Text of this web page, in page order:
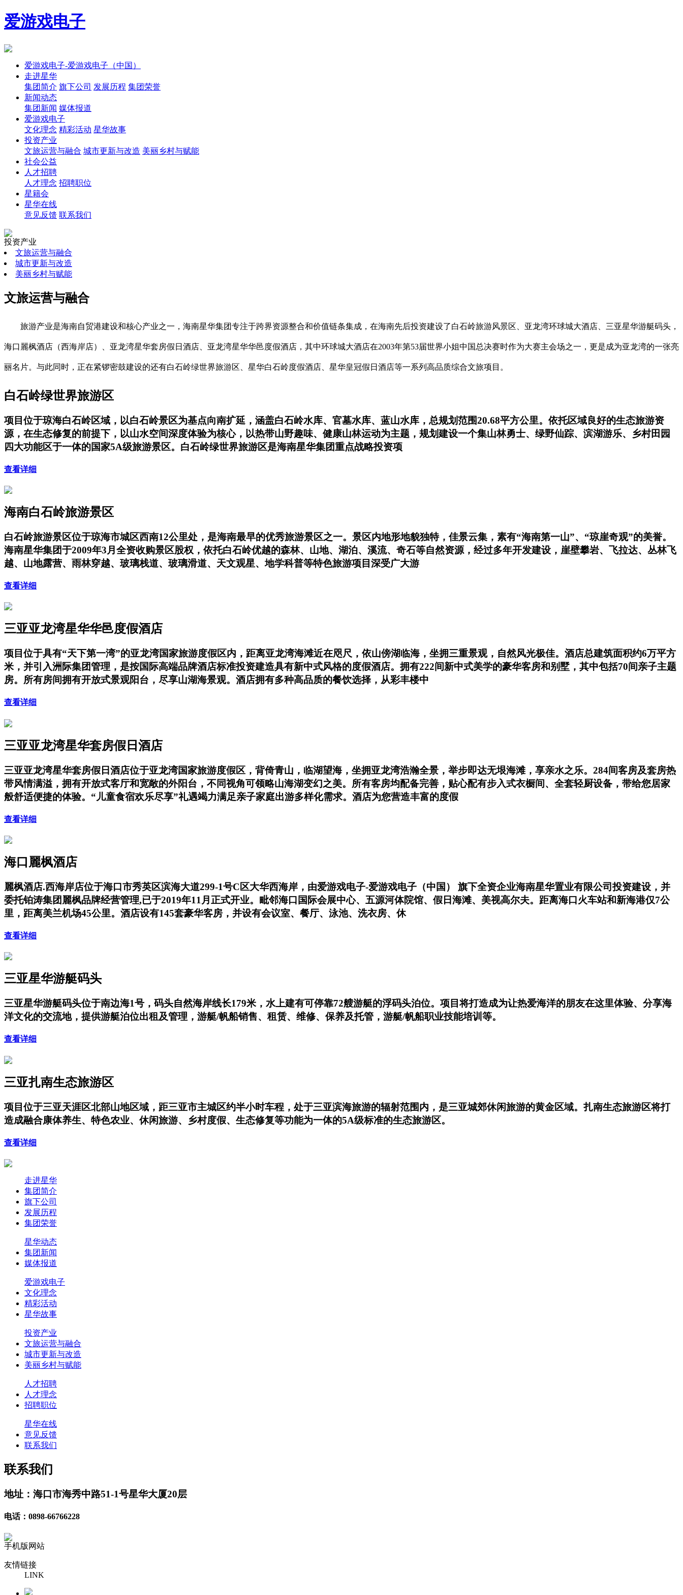
爱游戏电子
爱游戏电子-爱游戏电子（中国）
走进星华
集团简介 旗下公司 发展历程 集团荣誉
新闻动态
集团新闻 媒体报道
爱游戏电子
文化理念 精彩活动 星华故事
投资产业
文旅运营与融合 城市更新与改造 美丽乡村与赋能
社会公益
人才招聘
人才理念 招聘职位
星籍会
星华在线
意见反馈 联系我们
投资产业
文旅运营与融合
城市更新与改造
美丽乡村与赋能
文旅运营与融合
旅游产业是海南自贸港建设和核心产业之一，海南星华集团专注于跨界资源整合和价值链条集成，在海南先后投资建设了白石岭旅游风景区、亚龙湾环球城大酒店、三亚星华游艇码头，
海口麗枫酒店（西海岸店）、亚龙湾星华套房假日酒店、亚龙湾星华华邑度假酒店，其中环球城大酒店在2003年第53届世界小姐中国总决赛时作为大赛主会场之一，更是成为亚龙湾的一张亮
丽名片。与此同时，正在紧锣密鼓建设的还有白石岭绿世界旅游区、星华白石岭度假酒店、星华皇冠假日酒店等一系列高品质综合文旅项目。
白石岭绿世界旅游区
项目位于琼海白石岭区域，以白石岭景区为基点向南扩延，涵盖白石岭水库、官墓水库、蓝山水库，总规划范围20.68平方公里。依托区域良好的生态旅游资
源，在生态修复的前提下，以山水空间深度体验为核心，以热带山野趣味、健康山林运动为主题，规划建设一个集山林勇士、绿野仙踪、滨湖游乐、乡村田园
四大功能区于一体的国家5A级旅游景区。白石岭绿世界旅游区是海南星华集团重点战略投资项
查看详细
海南白石岭旅游景区
白石岭旅游景区位于琼海市城区西南12公里处，是海南最早的优秀旅游景区之一。景区内地形地貌独特，佳景云集，素有“海南第一山”、“琼崖奇观”的美誉。
海南星华集团于2009年3月全资收购景区股权，依托白石岭优越的森林、山地、湖泊、溪流、奇石等自然资源，经过多年开发建设，崖壁攀岩、飞拉达、丛林飞
越、山地露营、雨林穿越、玻璃栈道、玻璃滑道、天文观星、地学科普等特色旅游项目深受广大游
查看详细
三亚亚龙湾星华华邑度假酒店
项目位于具有“天下第一湾”的亚龙湾国家旅游度假区内，距离亚龙湾海滩近在咫尺，依山傍湖临海，坐拥三重景观，自然风光极佳。酒店总建筑面积约6万平方
米，并引入洲际集团管理，是按国际高端品牌酒店标准投资建造具有新中式风格的度假酒店。拥有222间新中式美学的豪华客房和别墅，其中包括70间亲子主题
房。所有房间拥有开放式景观阳台，尽享山湖海景观。酒店拥有多种高品质的餐饮选择，从彩丰楼中
查看详细
三亚亚龙湾星华套房假日酒店
三亚亚龙湾星华套房假日酒店位于亚龙湾国家旅游度假区，背倚青山，临湖望海，坐拥亚龙湾浩瀚全景，举步即达无垠海滩，享亲水之乐。284间客房及套房热
带风情满溢，拥有开放式客厅和宽敞的外阳台，不同视角可领略山海湖变幻之美。所有客房均配备完善，贴心配有步入式衣橱间、全套轻厨设备，带给您居家
般舒适便捷的体验。“儿童食宿欢乐尽享”礼遇竭力满足亲子家庭出游多样化需求。酒店为您营造丰富的度假
查看详细
海口麗枫酒店
麗枫酒店.西海岸店位于海口市秀英区滨海大道299-1号C区大华西海岸，由爱游戏电子-爱游戏电子（中国） 旗下全资企业海南星华置业有限公司投资建设，并
委托铂涛集团麗枫品牌经营管理,已于2019年11月正式开业。毗邻海口国际会展中心、五源河体院馆、假日海滩、美视高尔夫。距离海口火车站和新海港仅7公
里，距离美兰机场45公里。酒店设有145套豪华客房，并设有会议室、餐厅、泳池、洗衣房、休
查看详细
三亚星华游艇码头
三亚星华游艇码头位于南边海1号，码头自然海岸线长179米，水上建有可停靠72艘游艇的浮码头泊位。项目将打造成为让热爱海洋的朋友在这里体验、分享海
洋文化的交流地，提供游艇泊位出租及管理，游艇/帆船销售、租赁、维修、保养及托管，游艇/帆船职业技能培训等。
查看详细
三亚扎南生态旅游区
项目位于三亚天涯区北部山地区域，距三亚市主城区约半小时车程，处于三亚滨海旅游的辐射范围内，是三亚城郊休闲旅游的黄金区域。扎南生态旅游区将打
造成融合康体养生、特色农业、休闲旅游、乡村度假、生态修复等功能为一体的5A级标准的生态旅游区。
查看详细
走进星华
集团简介
旗下公司
发展历程
集团荣誉
星华动态
集团新闻
媒体报道
爱游戏电子
文化理念
精彩活动
星华故事
投资产业
文旅运营与融合
城市更新与改造
美丽乡村与赋能
人才招聘
人才理念
招聘职位
星华在线
意见反馈
联系我们
联系我们
地址：海口市海秀中路51-1号星华大厦20层
电话：0898-66766228
手机版网站
友情链接
LINK